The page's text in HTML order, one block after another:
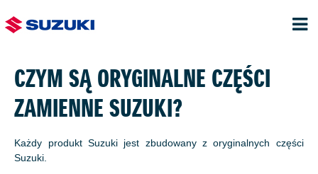
CZYM SĄ ORYGINALNE CZĘŚCI
ZAMIENNE SUZUKI?
Każdy produkt Suzuki jest zbudowany z oryginalnych części
Suzuki.